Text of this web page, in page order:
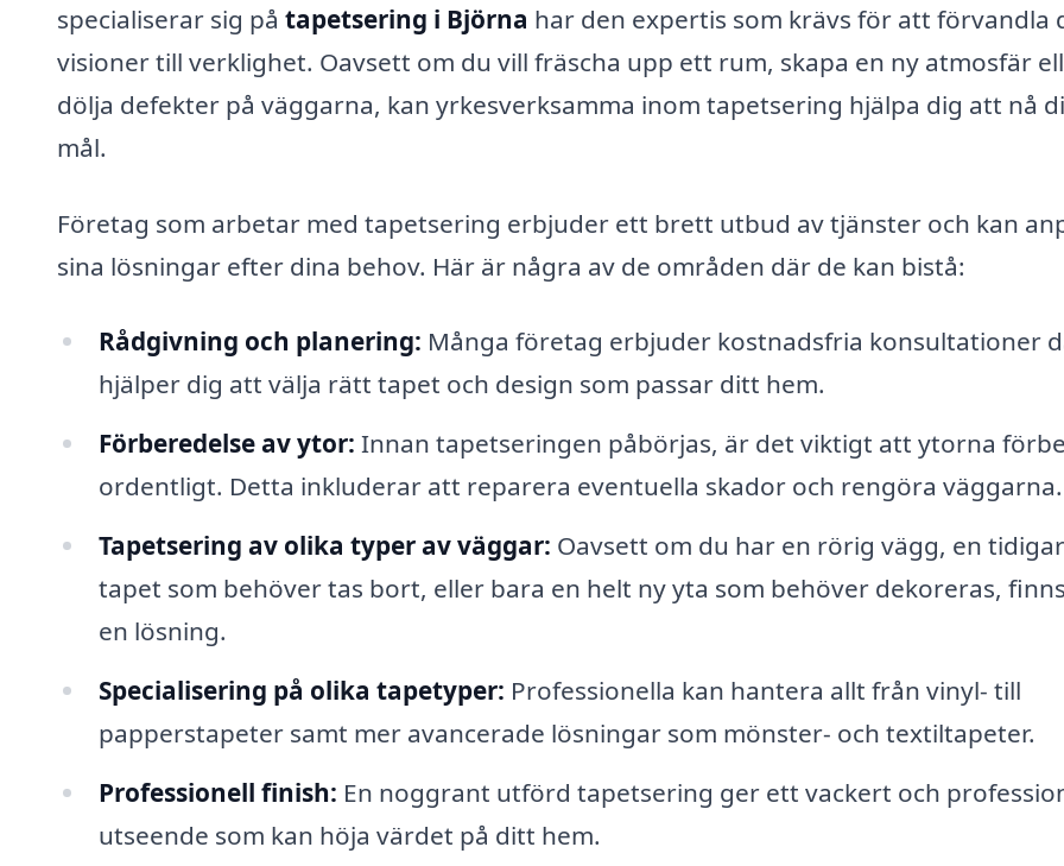
specialiserar sig på tapetsering i Björna har den expertis som krävs för att förvandla
visioner till verklighet. Oavsett om du vill fräscha upp ett rum, skapa en ny atmosfär
dölja defekter på väggarna, kan yrkesverksamma inom tapetsering hjälpa dig att nå
mål.
Företag som arbetar med tapetsering erbjuder ett brett utbud av tjänster och kan
sina lösningar efter dina behov. Här är några av de områden där de kan bistå:
Rådgivning och planering: Många företag erbjuder kostnadsfria konsultationer
hjälper dig att välja rätt tapet och design som passar ditt hem.
Förberedelse av ytor: Innan tapetseringen påbörjas, är det viktigt att ytorna
ordentligt. Detta inkluderar att reparera eventuella skador och rengöra väggarna.
Tapetsering av olika typer av väggar: Oavsett om du har en rörig vägg, en
tapet som behöver tas bort, eller bara en helt ny yta som behöver dekoreras,
en lösning.
Specialisering på olika tapetyper: Professionella kan hantera allt från vinyl- till
papperstapeter samt mer avancerade lösningar som mönster- och textiltapeter.
Professionell finish: En noggrant utförd tapetsering ger ett vackert och
utseende som kan höja värdet på ditt hem.